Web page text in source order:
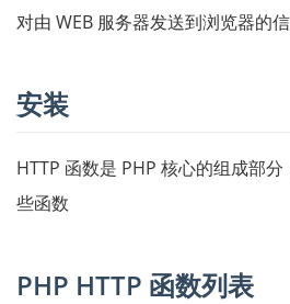
对由 WEB 服务器发送到浏览器的
安装
HTTP 函数是 PHP 核心的组成部
些函数
PHP HTTP 函数列表